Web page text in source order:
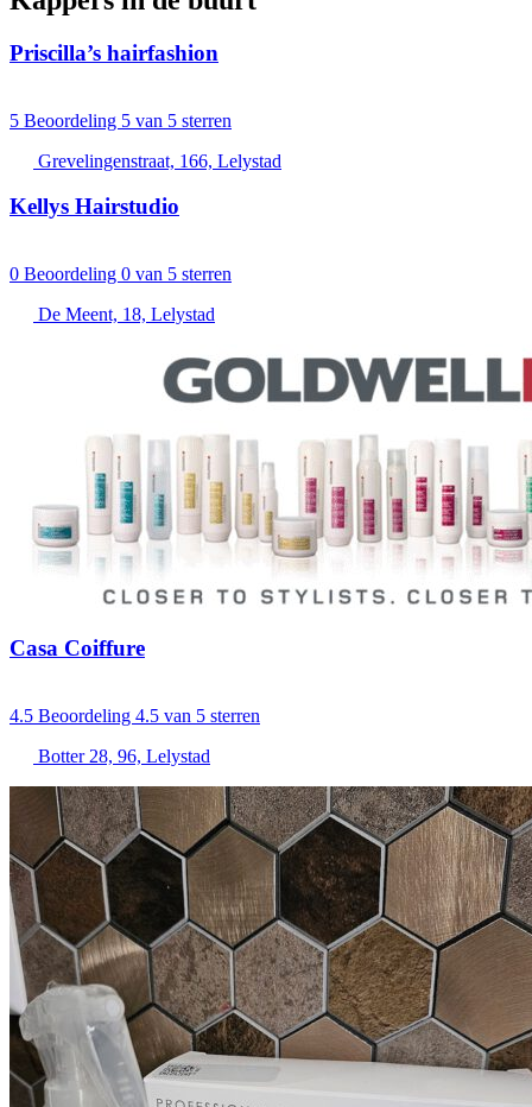
Priscilla’s hairfashion
5 Beoordeling 5 van 5 sterren
Grevelingenstraat, 166, Lelystad
Kellys Hairstudio
0 Beoordeling 0 van 5 sterren
De Meent, 18, Lelystad
Casa Coiffure
4.5 Beoordeling 4.5 van 5 sterren
Botter 28, 96, Lelystad